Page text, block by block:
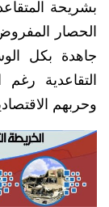
بشريحة
الحصار
جاهدة بكل
التقاعدية
وحربهم